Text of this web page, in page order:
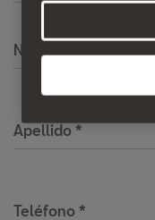
Nombre
Apellido *
Teléfono *